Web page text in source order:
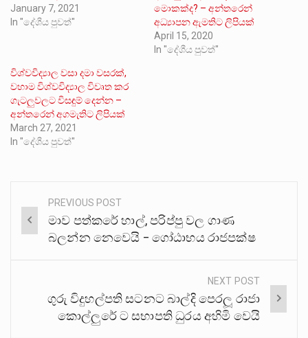
January 7, 2021
In "දේශීය පුවත්"
මොකක්ද? – අන්තරෙන්
අධ්‍යාපන ඇමතිට ලිපියක්
April 15, 2020
In "දේශීය පුවත්"
විශ්වවිද්‍යාල වසා දමා වසරක්,
වහාම විශ්වවිද්‍යාල විවෘත කර
ගැටලුවලට විසඳුම් දෙන්න –
අන්තරෙන් අගමැතිට ලිපියක්
March 27, 2021
In "දේශීය පුවත්"
Post
navigation
PREVIOUS POST
මාව පත්කරේ හාල්, පරිප්පු වල ගාණ
බලන්න නෙවෙයි – ගෝඨාභය රාජපක්ෂ
NEXT POST
ගුරු විදුහල්පති සටනට බාල්දි පෙරලූ රාජා
කොල්ලුරේ ට සභාපති ධුරය අහිමි වෙයි